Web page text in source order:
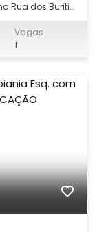
Rua dos Buritis,
e um custo-
no dia
Vagas
1